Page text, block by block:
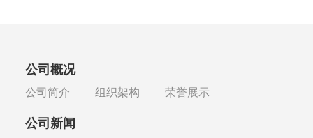
公司概况
公司简介 组织架构 荣誉展示
公司新闻